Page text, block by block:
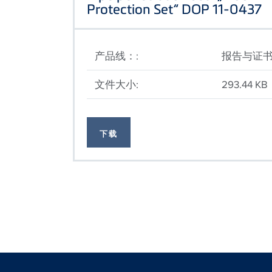
Protection Set“ DOP 11-0437
产品线：:
报告与证
文件大小:
293.44 KB
下载